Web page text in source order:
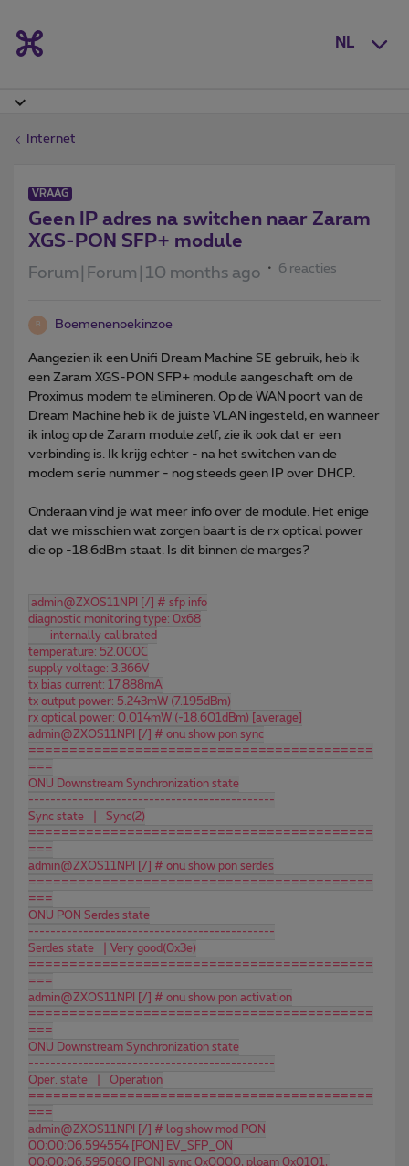
NL
Internet
VRAAG
Geen IP adres na switchen naar Zaram
XGS-PON SFP+ module
Forum|Forum|10 months ago 6 reacties
B Boemenenoekinzoe
Aangezien ik een Unifi Dream Machine SE gebruik, heb ik
een Zaram XGS-PON SFP+ module aangeschaft om de
Proximus modem te elimineren. Op de WAN poort van de
Dream Machine heb ik de juiste VLAN ingesteld, en wanneer
ik inlog op de Zaram module zelf, zie ik ook dat er een
verbinding is. Ik krijg echter - na het switchen van de
modem serie nummer - nog steeds geen IP over DHCP.
Onderaan vind je wat meer info over de module. Het enige
dat we misschien wat zorgen baart is de rx optical power
die op -18.6dBm staat. Is dit binnen de marges?
admin@ZXOS11NPI [/] # sfp info
diagnostic monitoring type: 0x68
        internally calibrated
temperature: 52.000C
supply voltage: 3.366V
tx bias current: 17.888mA
tx output power: 5.243mW (7.195dBm)
rx optical power: 0.014mW (-18.601dBm) [average]
admin@ZXOS11NPI [/] # onu show pon sync
==========================================
===
ONU Downstream Synchronization state
---------------------------------------------
Sync state   |   Sync(2)
==========================================
===
admin@ZXOS11NPI [/] # onu show pon serdes
==========================================
===
ONU PON Serdes state
---------------------------------------------
Serdes state   | Very good(0x3e)
==========================================
===
admin@ZXOS11NPI [/] # onu show pon activation
==========================================
===
ONU Downstream Synchronization state
---------------------------------------------
Oper. state   |   Operation
==========================================
===
admin@ZXOS11NPI [/] # log show mod PON
00:00:06.594554 [PON] EV_SFP_ON
00:00:06.595080 [PON] sync 0x0000, ploam 0x0101,